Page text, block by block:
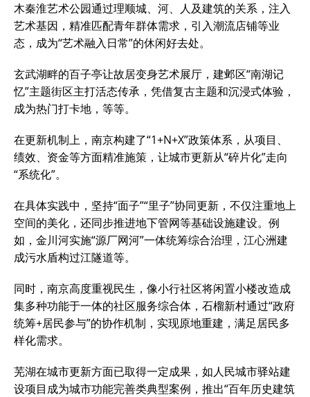
木秦淮艺术公园通过理顺城、河、人及建筑的关系，注入
艺术基因，精准匹配青年群体需求，引入潮流店铺等业
态，成为“艺术融入日常”的休闲好去处。
玄武湖畔的百子亭让故居变身艺术展厅，建邺区“南湖记
忆”主题街区主打活态传承，凭借复古主题和沉浸式体验，
成为热门打卡地，等等。
在更新机制上，南京构建了“1+N+X”政策体系，从项目、
绩效、资金等方面精准施策，让城市更新从“碎片化”走向
“系统化”。
在具体实践中，坚持“面子”“里子”协同更新，不仅注重地上
空间的美化，还同步推进地下管网等基础设施建设。例
如，金川河实施“源厂网河”一体统筹综合治理，江心洲建
成污水盾构过江隧道等。
同时，南京高度重视民生，像小行社区将闲置小楼改造成
集多种功能于一体的社区服务综合体，石榴新村通过“政府
统筹+居民参与”的协作机制，实现原地重建，满足居民多
样化需求。
芜湖在城市更新方面已取得一定成果，如人民城市驿站建
设项目成为城市功能完善类典型案例，推出“百年历史建筑